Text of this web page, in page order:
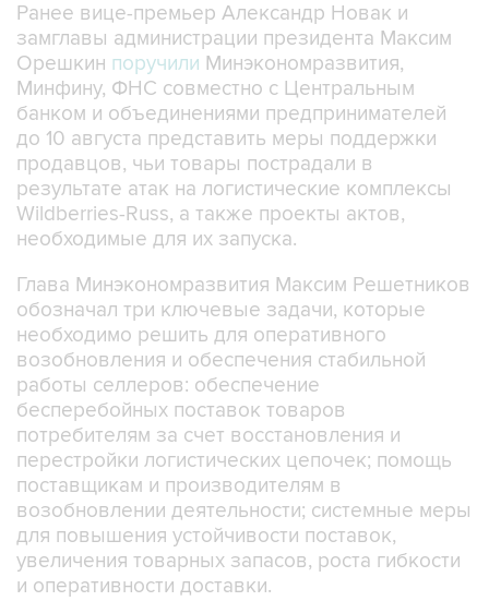
Ранее вице-премьер Александр Новак и
замглавы администрации президента Максим
Орешкин поручили Минэкономразвития,
Минфину, ФНС совместно с Центральным
банком и объединениями предпринимателей
до 10 августа представить меры поддержки
продавцов, чьи товары пострадали в
результате атак на логистические комплексы
Wildberries-Russ, а также проекты актов,
необходимые для их запуска.
Глава Минэкономразвития Максим Решетников
обозначал три ключевые задачи, которые
необходимо решить для оперативного
возобновления и обеспечения стабильной
работы селлеров: обеспечение
бесперебойных поставок товаров
потребителям за счет восстановления и
перестройки логистических цепочек; помощь
поставщикам и производителям в
возобновлении деятельности; системные меры
для повышения устойчивости поставок,
увеличения товарных запасов, роста гибкости
и оперативности доставки.